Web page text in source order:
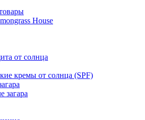
House
от солнца
кремы от солнца (SPF)
загара